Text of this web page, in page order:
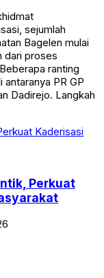
sejumlah
Bagelen mulai
dari proses
ranting
PR GP
Dadirejo. Langkah
Perkuat